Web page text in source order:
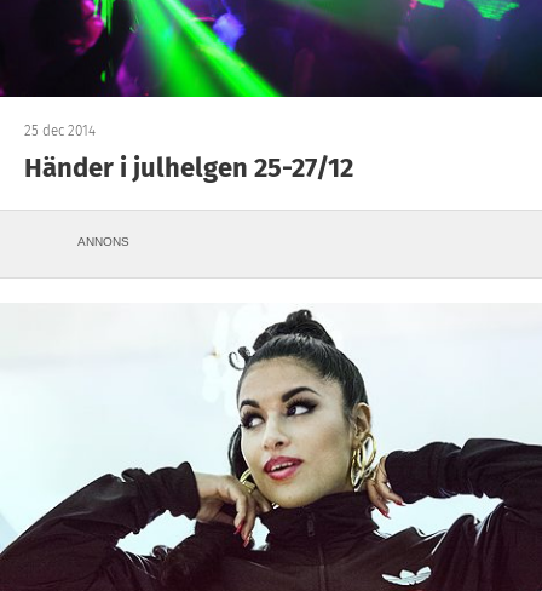
25 dec 2014
Händer i julhelgen 25-27/12
ANNONS